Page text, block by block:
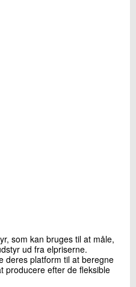
som kan bruges til at måle,
ud fra elpriserne.
deres platform til at beregne
producere efter de fleksible